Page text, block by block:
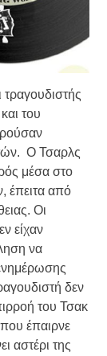
του
Ο Τσαρλς
μέσα στο
έπειτα από
Οι
είχαν
να
δεν
του Τσακ
έπαιρνε
αστέρι της